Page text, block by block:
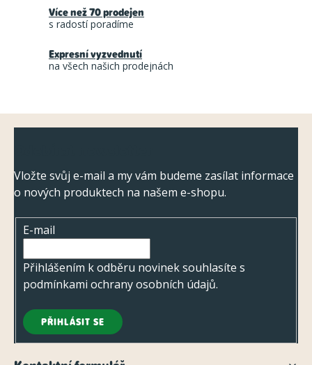
r
v
y
v
p
i
s
Více než 70 prodejen
s radostí poradíme
Expresní vyzvednutí
na všech našich prodejnách
Vložte svůj e-mail a my vám budeme zasílat informace
o nových produktech na našem e-shopu.
E-mail
Přihlášením k odběru novinek souhlasíte s
podmínkami ochrany osobních údajů.
PŘIHLÁSIT SE